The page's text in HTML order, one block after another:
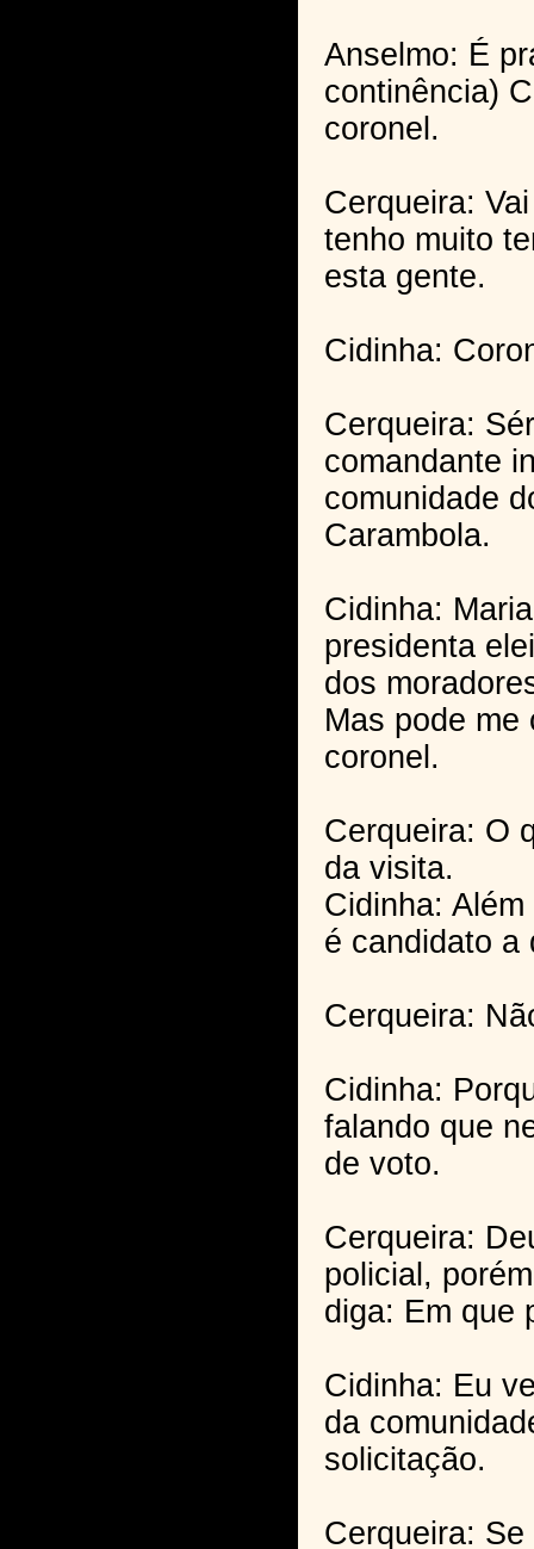
Anselmo: É
continência)
coronel.
Cerqueira:
tenho muito
esta gente.
Cidinha:
Cerqueira:
comandante
comunidade
Carambola.
Cidinha:
presidenta
dos
Mas pode me
coronel.
Cerqueira: O
da visita.
Cidinha:
é candidato a
Cerqueira:
Cidinha:
falando que
de voto.
Cerqueira:
policial,
diga: Em que
Cidinha: Eu
da
solicitação.
Cerqueira: